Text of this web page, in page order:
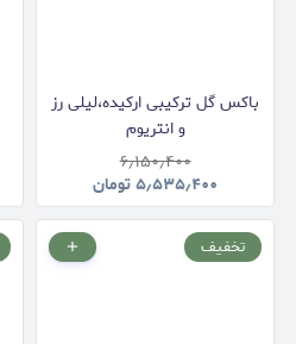
باکس گل ترکیبی ارکیده،لیلی رز
و انتریوم
۶٫۱۵۰٫۴۰۰
۵٫۵۳۵٫۴۰۰تومان
تخفیف